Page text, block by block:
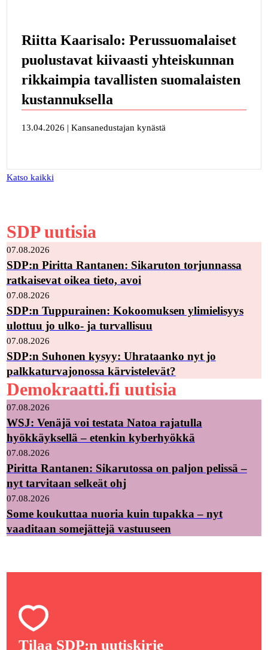
Riitta Kaarisalo: Perussuomalaiset
puolustavat kiivaasti yhteiskunnan
rikkaimpia tavallisten suomalaisten
kustannuksella
13.04.2026 | Kansanedustajan kynästä
Katso kaikki
SDP uutisia
07.08.2026
SDP:n Piritta Rantanen: Sikaruton torjunnassa
ratkaisevat oikea tieto, avoi
07.08.2026
SDP:n Tuppurainen: Kokoomuksen ylimielisyys
ulottuu jo ulko- ja turvallisuu
07.08.2026
SDP:n Suhonen kysyy: Uhrataanko nyt jo
palkkaturvajonossa kärvistelevät?
Demokraatti.fi uutisia
07.08.2026
WSJ: Venäjä voi testata Natoa rajatulla
hyökkäyksellä – etenkin kyberhyökkä
07.08.2026
Piritta Rantanen: Sikarutossa on paljon pelissä –
nyt tarvitaan selkeät ohj
07.08.2026
Some koukuttaa nuoria kuin tupakka – nyt
vaaditaan somejättejä vastuuseen
Tilaa SDP:n uutiskirje